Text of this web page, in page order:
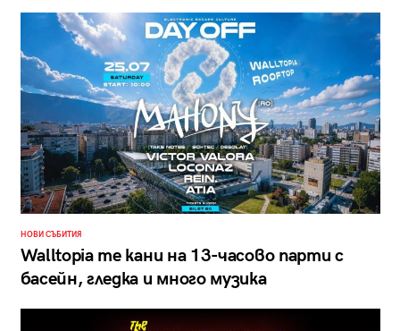
НОВИ СЪБИТИЯ
Walltopia те кани на 13-часово парти с
басейн, гледка и много музика